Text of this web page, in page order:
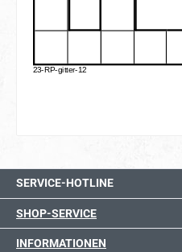
SERVICE-HOTLINE
SHOP-SERVICE
INFORMATIONEN